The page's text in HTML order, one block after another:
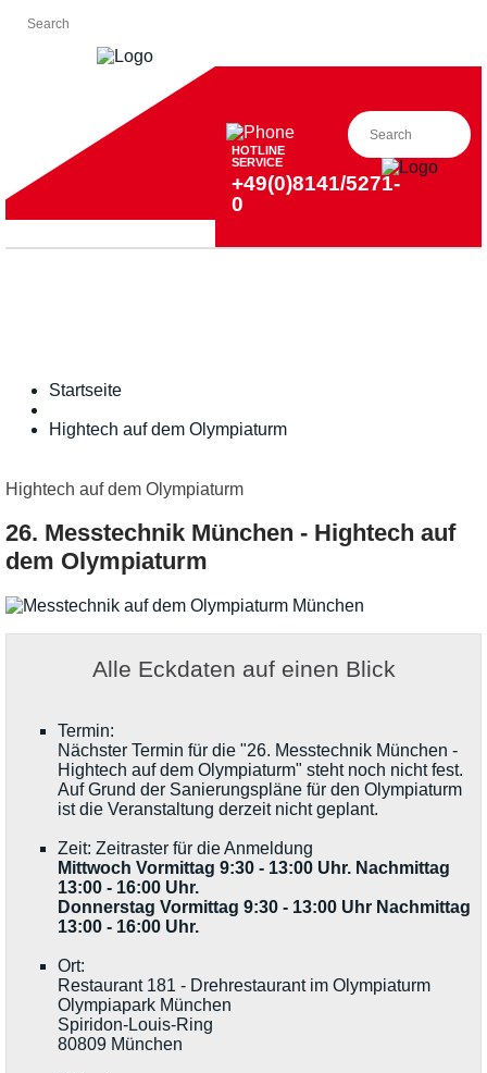
HOTLINE
SERVICE
+49(0)8141/5271-
0
Startseite
Hightech auf dem Olympiaturm
Hightech auf dem Olympiaturm
26. Messtechnik München - Hightech auf
dem Olympiaturm
Alle Eckdaten auf einen Blick
Termin:
Nächster Termin für die "26. Messtechnik München -
Hightech auf dem Olympiaturm" steht noch nicht fest.
Auf Grund der Sanierungspläne für den Olympiaturm
ist die Veranstaltung derzeit nicht geplant.
Zeit: Zeitraster für die Anmeldung
Mittwoch Vormittag 9:30 - 13:00 Uhr. Nachmittag
13:00 - 16:00 Uhr.
Donnerstag Vormittag 9:30 - 13:00 Uhr Nachmittag
13:00 - 16:00 Uhr.
Ort:
Restaurant 181 - Drehrestaurant im Olympiaturm
Olympiapark München
Spiridon-Louis-Ring
80809 München